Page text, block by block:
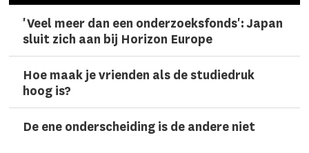
'Veel meer dan een onderzoeks­fonds': Japan
sluit zich aan bij Horizon Europe
Hoe maak je vrienden als de studiedruk
hoog is?
De ene onderscheiding is de andere niet